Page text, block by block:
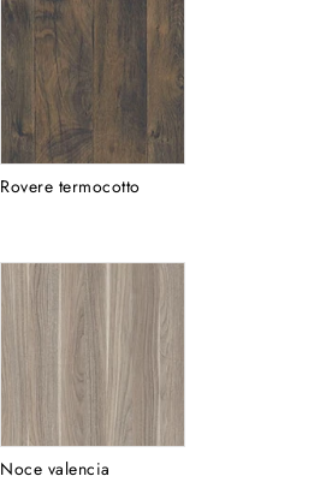
Rovere termocotto
Noce valencia